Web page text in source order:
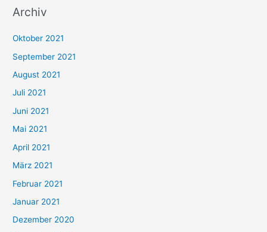
c
n
n
a
c
h
:
Archiv
Oktober 2021
September 2021
August 2021
Juli 2021
Juni 2021
Mai 2021
April 2021
März 2021
Februar 2021
Januar 2021
Dezember 2020